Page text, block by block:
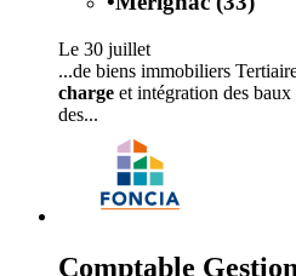
Le 30 juillet
...de biens immobiliers
charge et intégration des
des...
Comptable